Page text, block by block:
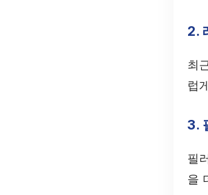
2.
최
럽
3.
필
을